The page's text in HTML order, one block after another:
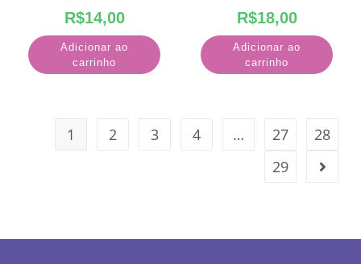
R$14,00
Adicionar ao
carrinho
R$18,00
Adicionar ao
carrinho
1 2 3 4 … 27
28
29